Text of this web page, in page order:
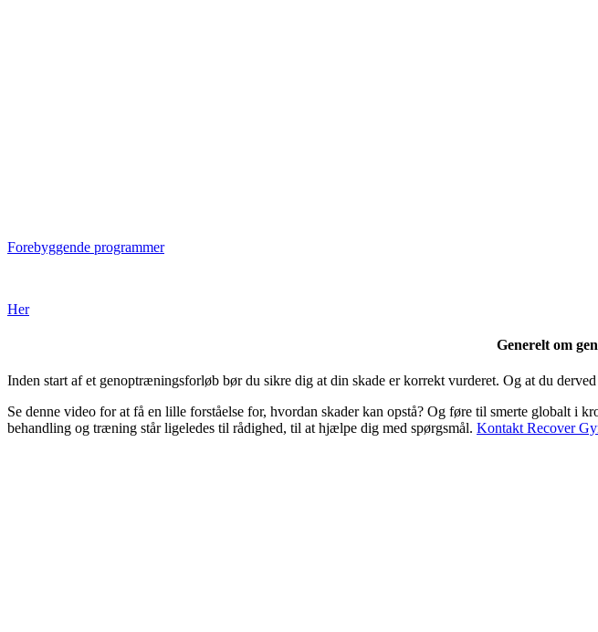
Forebyggende programmer
Her
Generelt om
Inden start af et genoptræningsforløb bør du sikre dig at din skade er korrekt vurderet. Og at du
Se denne video for at få en lille forståelse for, hvordan skader kan opstå? Og føre til smerte globalt
behandling og træning står ligeledes til rådighed, til at hjælpe dig med spørgsmål. Kontakt Recover